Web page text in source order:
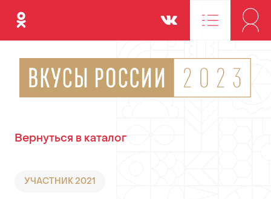
Одноклассники Вконтакте
Вернуться в каталог
УЧАСТНИК 2021